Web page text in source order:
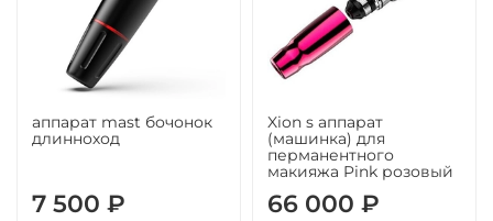
аппарат mast бочонок
длинноход
7 500 ₽
Xion s аппарат
(машинка) для
перманентного
макияжа Pink розовый
66 000 ₽